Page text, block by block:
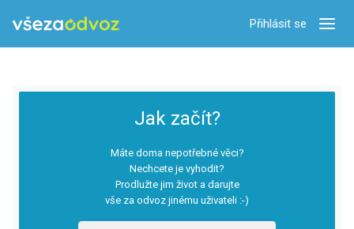
Přihlásit se
Jak začít?
Máte doma nepotřebné věci?
Nechcete je vyhodit?
Prodlužte jim život a darujte
vše za odvoz jinému uživateli :-)